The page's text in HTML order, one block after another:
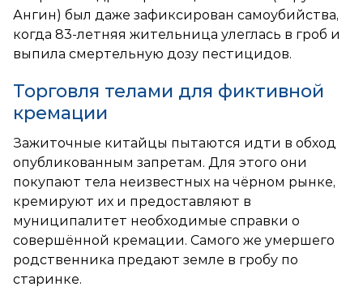
Ангин) был даже зафиксирован самоубийства,
когда 83-летняя жительница улеглась в гроб и
выпила смертельную дозу пестицидов.
Торговля телами для фиктивной
кремации
Зажиточные китайцы пытаются идти в обход
опубликованным запретам. Для этого они
покупают тела неизвестных на чёрном рынке,
кремируют их и предоставляют в
муниципалитет необходимые справки о
совершённой кремации. Самого же умершего
родственника предают земле в гробу по
старинке.